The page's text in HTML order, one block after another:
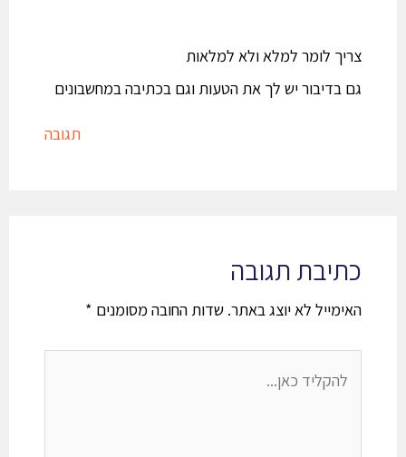
צריך לומר למלא ולא למלאות
גם בדיבור יש לך את הטעות וגם בכתיבה במחשבונים
תגובה
כתיבת תגובה
האימייל לא יוצג באתר.שדות החובה מסומנים*